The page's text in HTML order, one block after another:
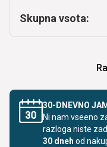
Skupna vsota:
30-DNEVNO
Ni nam vseeno
razloga niste
30 dneh od